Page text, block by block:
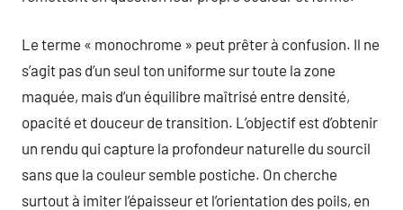
Le terme « monochrome » peut prêter à confusion. Il ne
s’agit pas d’un seul ton uniforme sur toute la zone
maquée, mais d’un équilibre maîtrisé entre densité,
opacité et douceur de transition. L’objectif est d’obtenir
un rendu qui capture la profondeur naturelle du sourcil
sans que la couleur semble postiche. On cherche
surtout à imiter l’épaisseur et l’orientation des poils, en